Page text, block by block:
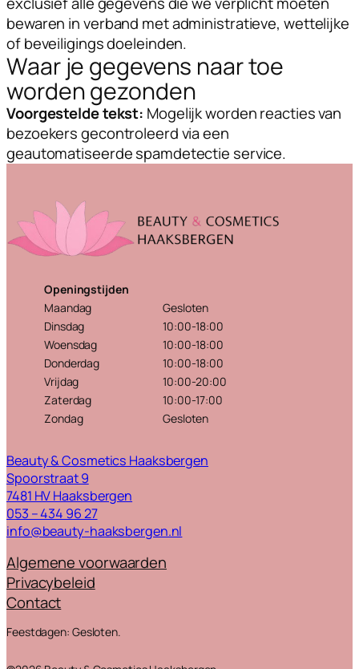
bewaren in verband met administratieve, wettelijke
of beveiligings doeleinden.
Waar je gegevens naar toe
worden gezonden
Voorgestelde tekst: Mogelijk worden reacties van
bezoekers gecontroleerd via een
geautomatiseerde spamdetectie service.
Openingstijden
Maandag
Gesloten
Dinsdag
10:00-18:00
Woensdag
10:00-18:00
Donderdag
10:00-18:00
Vrijdag
10:00-20:00
Zaterdag
10:00-17:00
Zondag
Gesloten
Beauty & Cosmetics Haaksbergen
Spoorstraat 9
7481 HV Haaksbergen
053 – 434 96 27
info@beauty-haaksbergen.nl
Algemene voorwaarden
Privacybeleid
Contact
Feestdagen: Gesloten.